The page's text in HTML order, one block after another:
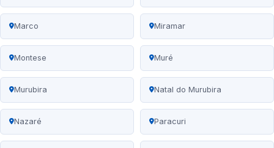
Marco Miramar
Montese Muré
Murubira Natal do Murubira
Nazaré Paracuri